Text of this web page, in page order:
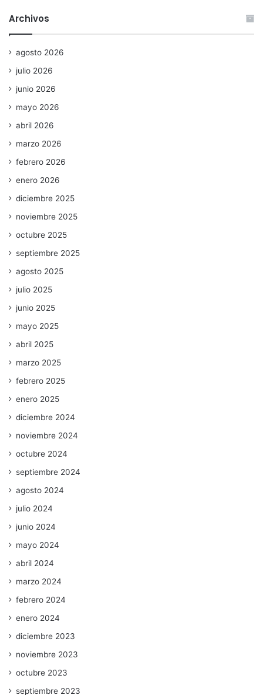
Archivos
agosto 2026
julio 2026
junio 2026
mayo 2026
abril 2026
marzo 2026
febrero 2026
enero 2026
diciembre 2025
noviembre 2025
octubre 2025
septiembre 2025
agosto 2025
julio 2025
junio 2025
mayo 2025
abril 2025
marzo 2025
febrero 2025
enero 2025
diciembre 2024
noviembre 2024
octubre 2024
septiembre 2024
agosto 2024
julio 2024
junio 2024
mayo 2024
abril 2024
marzo 2024
febrero 2024
enero 2024
diciembre 2023
noviembre 2023
octubre 2023
septiembre 2023